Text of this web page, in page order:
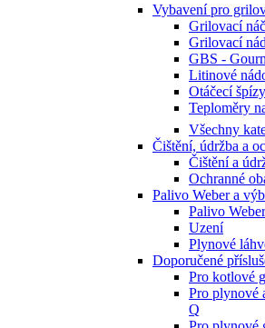
Vybavení pro
Grilovací
Grilovací
GBS -
Litinové
Otáčecí špízy
Teploměry
Všechny
Čištění, údržba a
Čištění a
Ochranné
Palivo Weber a
Palivo Weber
Uzení
Plynové
Doporučené
Pro kotlové
Pro plynové
Q